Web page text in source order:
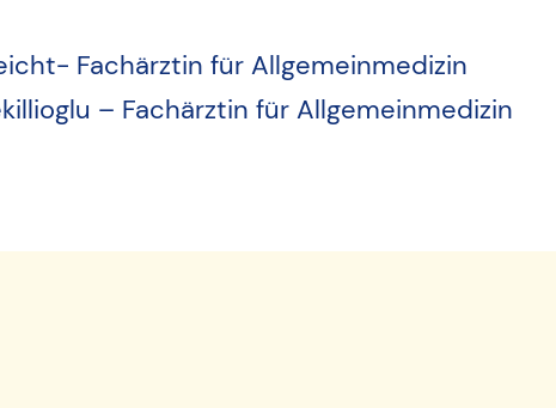
Fachärztin für Allgemeinmedizin
– Fachärztin für Allgemeinmedizin